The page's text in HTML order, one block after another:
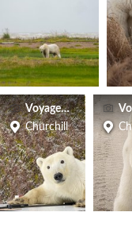
Voyage Manitoba
Churchill